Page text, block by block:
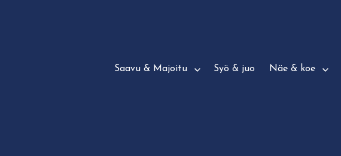
Saavu & Majoitu Syö & juo Näe & koe